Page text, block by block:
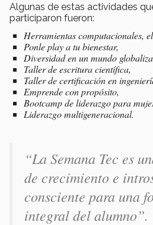
Algunas de estas actividades
participaron fueron:
Herramientas computacionales,
Ponle play a tu bienestar,
Diversidad en un mundo
Taller de escritura científica,
Taller de certificación en
Emprende con propósito,
Bootcamp de liderazgo para
Liderazgo multigeneracional.
“La Semana Tec es
de crecimiento e
consciente para una
integral del alumno”.